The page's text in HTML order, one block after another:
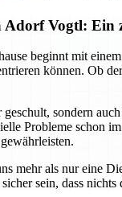
Vogtl: Ein
beginnt mit
können. Ob
sondern
Probleme schon
mehr als nur eine
sein, dass